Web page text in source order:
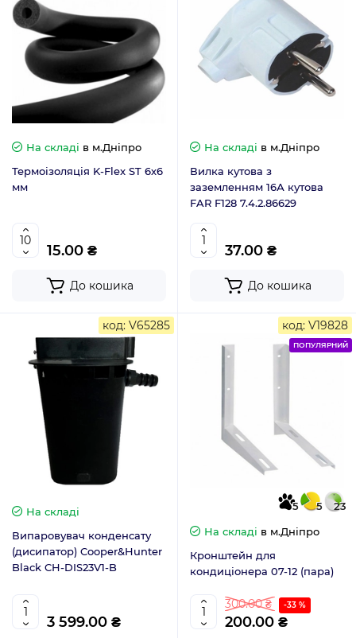
На складі в м.Дніпро
Термоізоляція K-Flex ST 6х6
мм
15.00 ₴
До кошика
На складі в м.Дніпро
Вилка кутова з
заземленням 16А кутова
FAR F128 7.4.2.86629
37.00 ₴
До кошика
код: V65285
На складі
Випаровувач конденсату
(дисипатор) Cooper&Hunter
Black CH-DIS23V1-B
3 599.00 ₴
код: V19828
5 5 23
ПОПУЛЯРНИЙ
На складі в м.Дніпро
Кронштейн для
кондиціонера 07-12 (пара)
300.00 ₴ -33 %
200.00 ₴